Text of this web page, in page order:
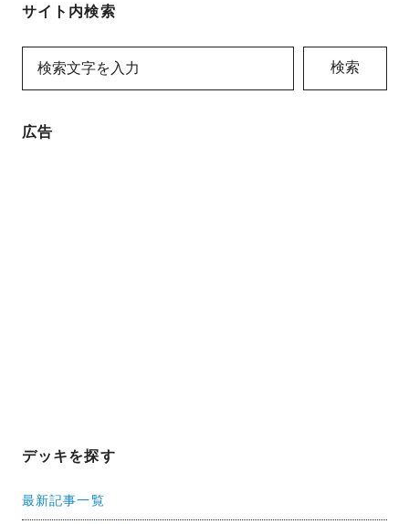
サイト内検索
検索
広告
デッキを探す
最新記事一覧